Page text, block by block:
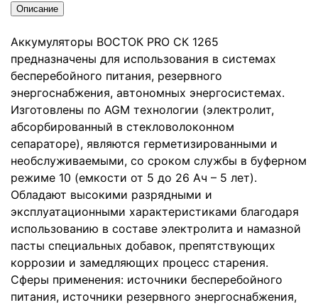
Описание
Аккумуляторы ВОСТОК PRO СК 1265
предназначены для использования в системах
бесперебойного питания, резервного
энергоснабжения, автономных энергосистемах.
Изготовлены по AGM технологии (электролит,
абсорбированный в стекловолоконном
сепараторе), являются герметизированными и
необслуживаемыми, со сроком службы в буферном
режиме 10 (емкости от 5 до 26 Ач – 5 лет).
Обладают высокими разрядными и
эксплуатационными характеристиками благодаря
использованию в составе электролита и намазной
пасты специальных добавок, препятствующих
коррозии и замедляющих процесс старения.
Сферы применения: источники бесперебойного
питания, источники резервного энергоснабжения,